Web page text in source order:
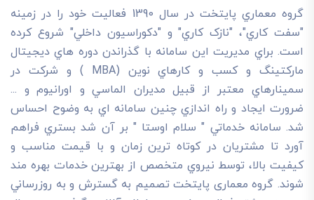
گروه معماري پايتخت در سال 1390 فعاليت خود را در زمينه
"سفت کاري"، "نازک کاري" و "دکوراسيون داخلي" شروع کرده
است. براي مديريت اين سامانه با گذراندن دوره هاي ديجيتال
مارکتينگ و کسب و کارهاي نوين (MBA ) و شرکت در
سمينارهاي معتبر از قبيل مديران الماسي و اورانيوم و ...
ضرورت ايجاد و راه اندازي چنين سامانه اي به وضوح احساس
شد. سامانه خدماتي " سلام اوستا " بر آن شد بستري فراهم
آورد تا مشتريان در کوتاه ترين زمان و با قيمت مناسب و
کيفيت بالا، توسط نيروي متخصص از بهترين خدمات بهره مند
شوند. گروه معماری پایتخت تصميم به گسترش و به روزرساني